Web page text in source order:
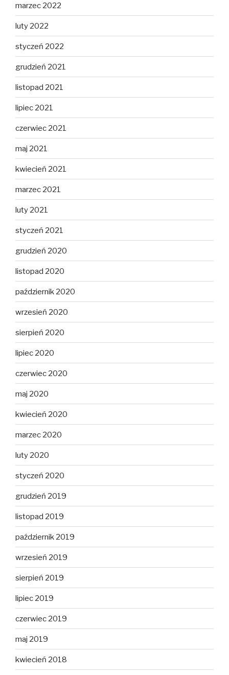
marzec 2022
luty 2022
styczeń 2022
grudzień 2021
listopad 2021
lipiec 2021
czerwiec 2021
maj 2021
kwiecień 2021
marzec 2021
luty 2021
styczeń 2021
grudzień 2020
listopad 2020
październik 2020
wrzesień 2020
sierpień 2020
lipiec 2020
czerwiec 2020
maj 2020
kwiecień 2020
marzec 2020
luty 2020
styczeń 2020
grudzień 2019
listopad 2019
październik 2019
wrzesień 2019
sierpień 2019
lipiec 2019
czerwiec 2019
maj 2019
kwiecień 2018